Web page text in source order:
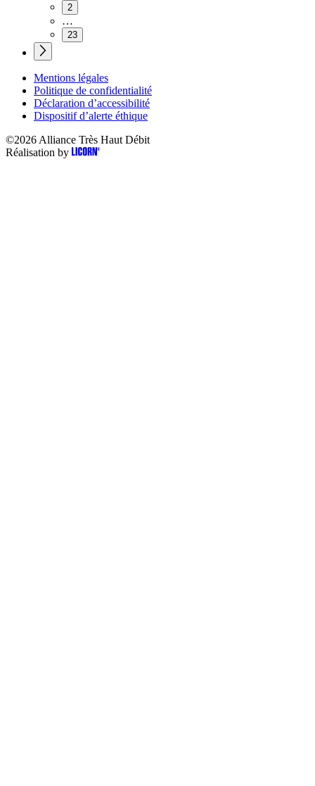
2
…
23
Mentions légales
Politique de confidentialité
Déclaration d’accessibilité
Dispositif d’alerte éthique
©2026 Alliance Très Haut Débit
Réalisation by